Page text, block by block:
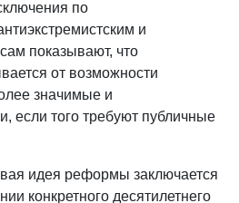
по
и
показывают, что
от возможности
значимые и
если того требуют публичные
идея реформы заключается
конкретного десятилетнего